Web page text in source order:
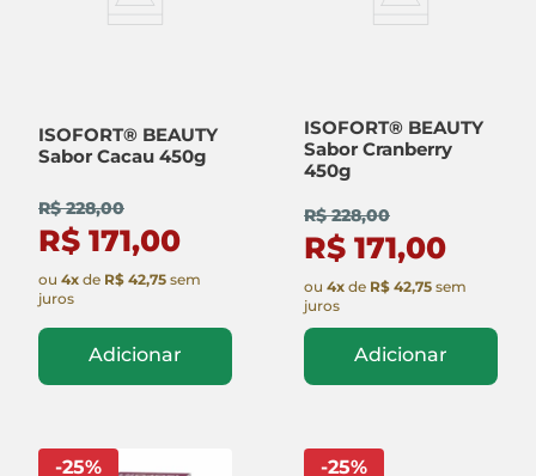
ISOFORT® BEAUTY
Sabor Cacau 450g
R$ 228,00
R$ 171,00
ou 4x de R$ 42,75 sem
juros
Adicionar
ISOFORT® BEAUTY
Sabor Cranberry
450g
R$ 228,00
R$ 171,00
ou 4x de R$ 42,75 sem
juros
Adicionar
-25% -25%